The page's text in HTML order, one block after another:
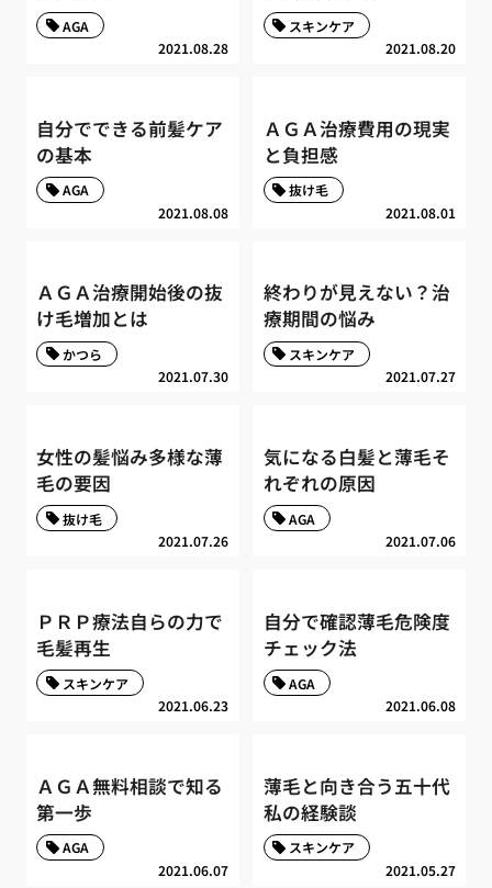
2021.08.28
AGA
2021.08.20
スキンケア
自分でできる前髪ケア
の基本
2021.08.08
AGA
ＡＧＡ治療費用の現実
と負担感
2021.08.01
抜け毛
ＡＧＡ治療開始後の抜
け毛増加とは
2021.07.30
かつら
終わりが見えない？治
療期間の悩み
2021.07.27
スキンケア
女性の髪悩み多様な薄
毛の要因
2021.07.26
抜け毛
気になる白髪と薄毛そ
れぞれの原因
2021.07.06
AGA
ＰＲＰ療法自らの力で
毛髪再生
2021.06.23
スキンケア
自分で確認薄毛危険度
チェック法
2021.06.08
AGA
ＡＧＡ無料相談で知る
第一歩
2021.06.07
AGA
薄毛と向き合う五十代
私の経験談
2021.05.27
スキンケア